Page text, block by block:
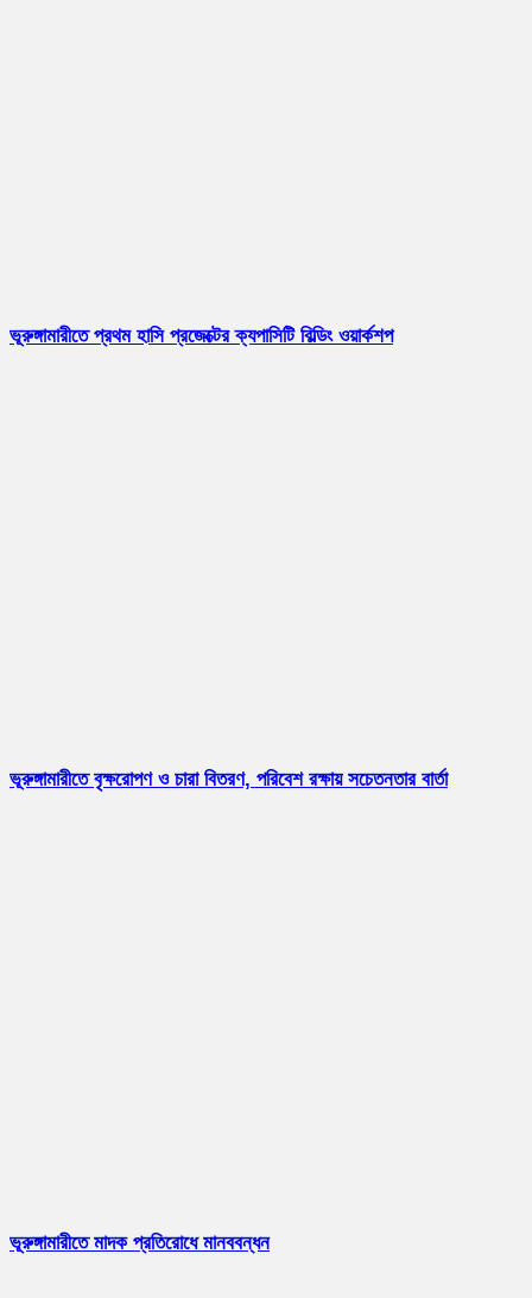
ভূরুঙ্গামারীতে প্রথম হাসি প্রজেক্টের ক্যপাসিটি বিল্ডিং ওয়ার্কশপ
ভূরুঙ্গামারীতে বৃক্ষরোপণ ও চারা বিতরণ, পরিবেশ রক্ষায় সচেতনতার বার্তা
ভূরুঙ্গামারীতে মাদক প্রতিরোধে মানববন্ধন